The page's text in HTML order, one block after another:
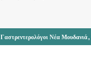
Γαστρεντερολόγοι Νέα Μουδανιά,